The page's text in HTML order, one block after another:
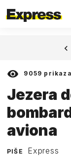
9059 prikaza
Jezera
aviona
PIŠE Express